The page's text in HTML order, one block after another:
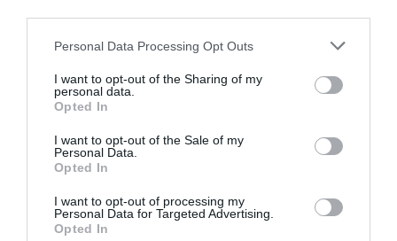
Personal Data Processing Opt Outs
I want to opt-out of the Sharing of my
personal data.
Opted In
I want to opt-out of the Sale of my
Personal Data.
Opted In
I want to opt-out of processing my
Personal Data for Targeted Advertising.
Opted In